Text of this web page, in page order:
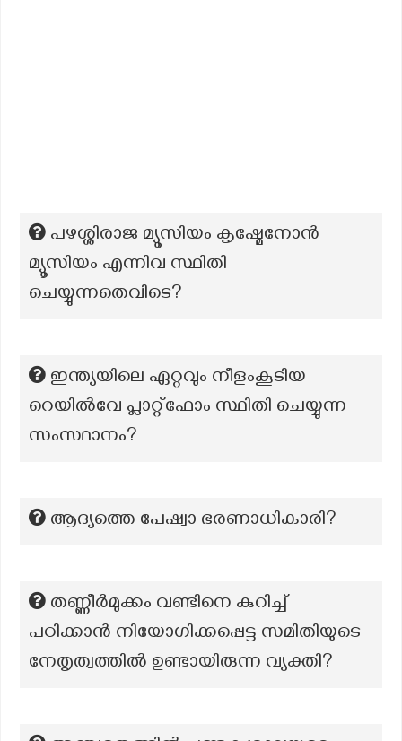
പഴശ്ശിരാജ മ്യൂസിയം കൃഷ്മേനോന്‍
മ്യൂസിയം എന്നിവ സ്ഥിതി
ചെയ്യുന്നതെവിടെ?
ഇന്ത്യയിലെ ഏറ്റവും നീളംകൂടിയ
റെയിൽവേ പ്ലാറ്റ്ഫോം സ്ഥിതി ചെയ്യുന്ന
സംസ്ഥാനം?
ആദ്യത്തെ പേഷ്വാ ഭരണാധികാരി?
തണ്ണീർമുക്കം വണ്ടിനെ കുറിച്ച്
പഠിക്കാൻ നിയോഗിക്കപ്പെട്ട സമിതിയുടെ
നേതൃത്വത്തിൽ ഉണ്ടായിരുന്ന വ്യക്തി?